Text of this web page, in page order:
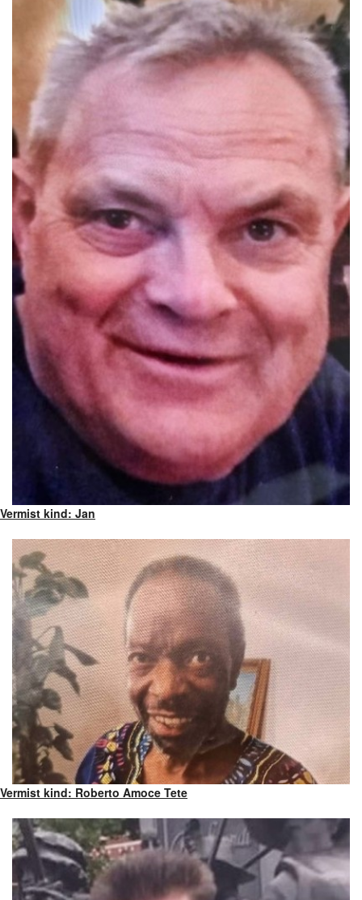
Vermist kind: Jan
Vermist kind: Roberto Amoce Tete